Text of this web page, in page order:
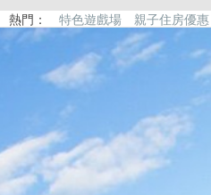
首 頁
搜尋景點
好康優惠
熱門： 特色遊戲場 親子住房優惠
溜滑梯民宿
觀光工廠